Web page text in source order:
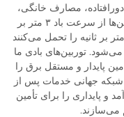
مصارف خانگی،
مزارع و ریزشبکه‌ها ایده‌آل هستند. این توربین‌ها از سرعت باد ۳ متر بر
ثانیه شروع به کار می‌کنند، تا سرعت باد ۶۰ متر بر ثانیه را تحمل می‌کنند
توربین‌های بادی ما
تأمین پایدار و مستقل برق را
جهانی خدمات پس از
و پایداری را برای تأمین
می‌سازند.